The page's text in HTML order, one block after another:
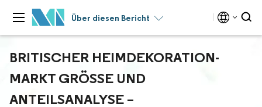
Über diesen Bericht
BRITISCHER HEIMDEKORATION-
MARKT GRÖSSE UND A
NTEILSANALYSE – W